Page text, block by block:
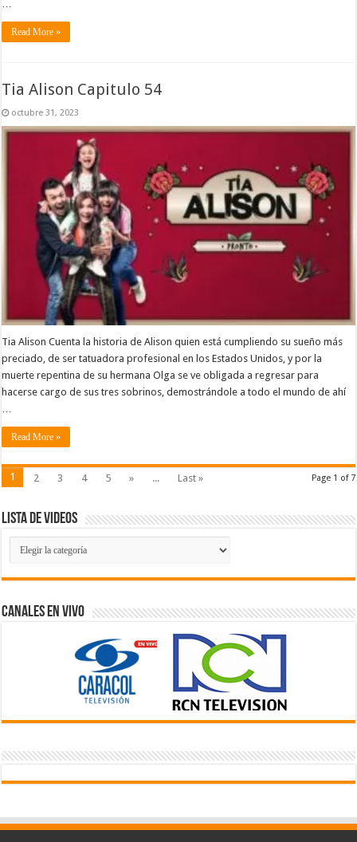
Read More »
Tia Alison Capitulo 54
octubre 31, 2023
Tia Alison Cuenta la historia de Alison quien está cumpliendo su sueño más
preciado, de ser tatuadora profesional en los Estados Unidos, y por la
muerte repentina de su hermana Olga se ve obligada a regresar para
hacerse cargo de sus tres sobrinos, demostrándole a todo el mundo de ahí
Read More »
Page 1 of 7
1 2 3 4 5 » ... Last »
Lista de Videos
Lista
de
Videos
Canales En Vivo